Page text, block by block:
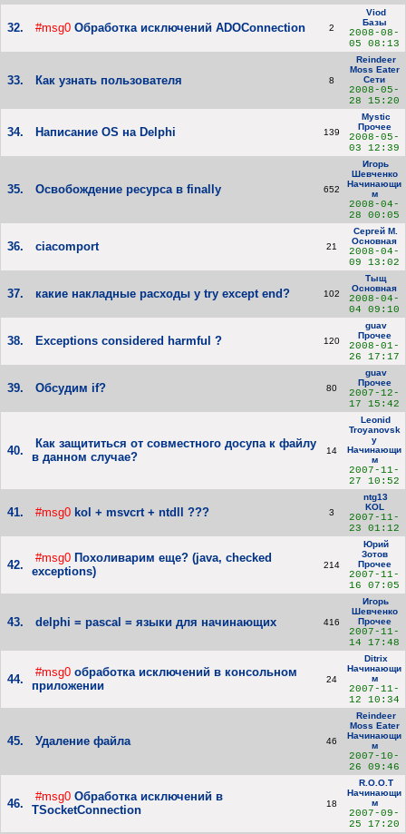
32. #msg0 Обработка исключений ADOConnection 2
Viod
Базы
2008-08-
05 08:13
33. Как узнать пользователя 8
Reindeer
Moss Eater
Сети
2008-05-
28 15:20
34. Написание OS на Delphi 139
Mystic
Прочее
2008-05-
03 12:39
35. Освобождение ресурса в finally 652
Игорь
Шевченко
Начинающи
м
2008-04-
28 00:05
36. ciacomport 21
Сергей М.
Основная
2008-04-
09 13:02
37. какие накладные расходы у try except end? 102
Тыщ
Основная
2008-04-
04 09:10
38. Exceptions considered harmful ? 120
guav
Прочее
2008-01-
26 17:17
39. Обсудим if? 80
guav
Прочее
2007-12-
17 15:42
40.
Как защититься от совместного досупа к файлу
в данном случае?
14
Leonid
Troyanovsk
y
Начинающи
м
2007-11-
27 10:52
41. #msg0 kol + msvcrt + ntdll ??? 3
ntg13
KOL
2007-11-
23 01:12
42.
#msg0 Похоливарим еще? (java, checked
exceptions)
214
Юрий
Зотов
Прочее
2007-11-
16 07:05
43. delphi = pascal = языки для начинающих 416
Игорь
Шевченко
Прочее
2007-11-
14 17:48
44.
#msg0 обработка исключений в консольном
приложении
24
Ditrix
Начинающи
м
2007-11-
12 10:34
45. Удаление файла 46
Reindeer
Moss Eater
Начинающи
м
2007-10-
26 09:46
46.
#msg0 Обработка исключений в
TSocketConnection
18
R.O.O.T
Начинающи
м
2007-09-
25 17:20